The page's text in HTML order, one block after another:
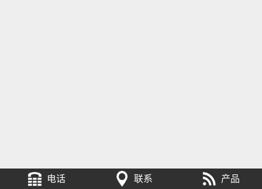
电话 联系 产品